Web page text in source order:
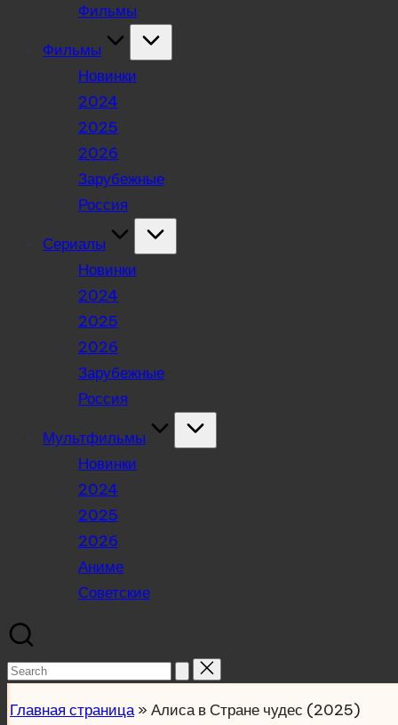
Фильмы
Фильмы
Новинки
2024
2025
2026
Зарубежные
Россия
Сериалы
Новинки
2024
2025
2026
Зарубежные
Россия
Мультфильмы
Новинки
2024
2025
2026
Аниме
Советские
Search
Главная страница» Алиса в Стране чудес (2025)